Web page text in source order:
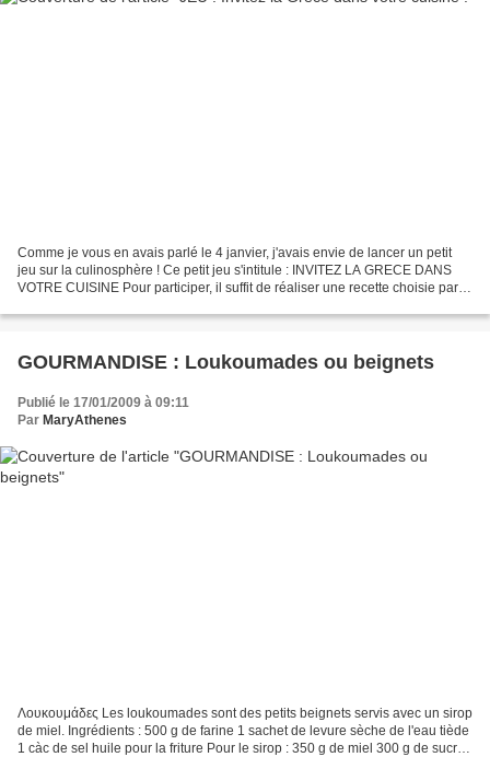
Comme je vous en avais parlé le 4 janvier, j'avais envie de lancer un petit
jeu sur la culinosphère ! Ce petit jeu s'intitule : INVITEZ LA GRECE DANS
VOTRE CUISINE Pour participer, il suffit de réaliser une recette choisie parmi
GOURMANDISE : Loukoumades ou beignets
Publié le 17/01/2009 à 09:11
Par MaryAthenes
Λουκουμάδες Les loukoumades sont des petits beignets servis avec un sirop
de miel. Ingrédients : 500 g de farine 1 sachet de levure sèche de l'eau tiède
1 càc de sel huile pour la friture Pour le sirop : 350 g de miel 300 g de sucre